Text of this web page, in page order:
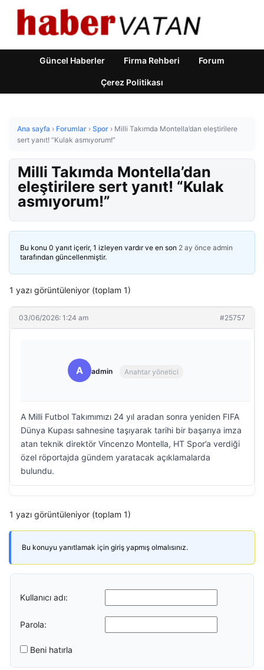
Güncel Haberler Firma Rehberi Forum
Çerez Politikası
Ana sayfa › Forumlar › Spor › Milli Takımda Montella’dan eleştirilere
sert yanıt! “Kulak asmıyorum!”
Milli Takımda Montella’dan
eleştirilere sert yanıt! “Kulak
asmıyorum!”
Bu konu 0 yanıt içerir, 1 izleyen vardır ve en son 2 ay önce admin
tarafından güncellenmiştir.
1 yazı görüntüleniyor (toplam 1)
03/06/2026: 1:24 am #25757
A admin Anahtar yönetici
A Milli Futbol Takımımızı 24 yıl aradan sonra yeniden FIFA
Dünya Kupası sahnesine taşıyarak tarihi bir başarıya imza
atan teknik direktör Vincenzo Montella, HT Spor’a verdiği
özel röportajda gündem yaratacak açıklamalarda
bulundu.
1 yazı görüntüleniyor (toplam 1)
Bu konuyu yanıtlamak için giriş yapmış olmalısınız.
Kullanıcı adı:
Parola:
Beni hatırla